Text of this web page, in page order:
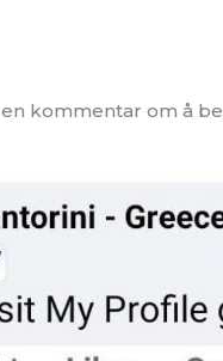
kommentar om å